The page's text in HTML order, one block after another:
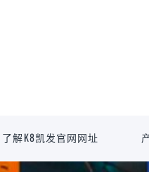
了解K8凯发官网网址